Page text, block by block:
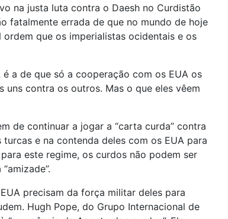
na justa luta contra o Daesh no Curdistão
fatalmente errada de que no mundo de hoje
que os imperialistas ocidentais e os
a de que só a cooperação com os EUA os
uns contra os outros. Mas o que eles vêem
de continuar a jogar a “carta curda” contra
e na contenda deles com os EUA para
este regime, os curdos não podem ser
precisam da força militar deles para
Hugh Pope, do Grupo Internacional de